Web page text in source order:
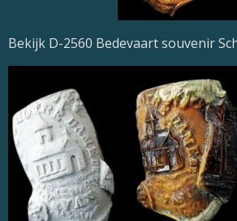
Bekijk D-2560 Bedevaart souvenir